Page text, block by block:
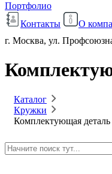
Портфолио
Контакты
О
г. Москва, ул.
Каталог
Кружки
Комплектующая